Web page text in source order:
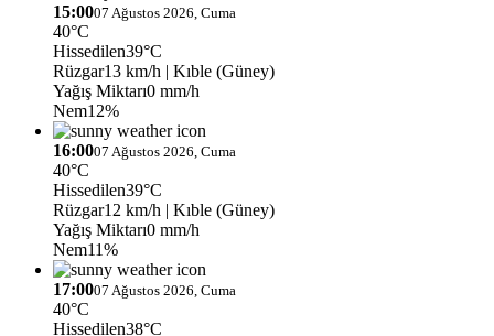
15:0007 Ağustos 2026, Cuma
40°C
Hissedilen39°C
Rüzgar13 km/h | Kıble (Güney)
Yağış Miktarı0 mm/h
Nem12%
16:0007 Ağustos 2026, Cuma
40°C
Hissedilen39°C
Rüzgar12 km/h | Kıble (Güney)
Yağış Miktarı0 mm/h
Nem11%
17:0007 Ağustos 2026, Cuma
40°C
Hissedilen38°C